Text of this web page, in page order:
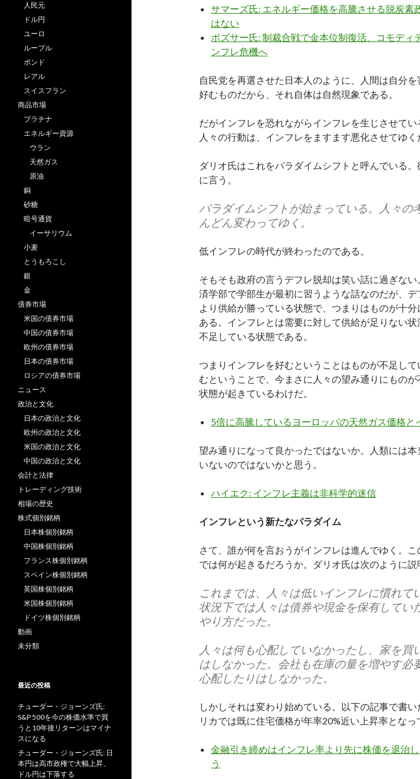
サマーズ氏: エネルギー価格を高騰させる脱炭素
はない
ポズサー氏: 制裁合戦で金本位制復活、コモディ
ンフレ危機へ
自民党を再選させた日本人のように、人間は自分を
好むものだから、それ自体は自然現象である。
だがインフレを恐れながらインフレを生じさせてい
人々の行動は、インフレをますます悪化させてゆく
ダリオ氏はこれをパラダイムシフトと呼んでいる。
に言う。
パラダイムシフトが始まっている。人々の
んどん変わってゆく。
低インフレの時代が終わったのである。
そもそも政府の言うデフレ脱却は笑い話に過ぎない
済学部で学部生が最初に習うような話なのだが、
より供給が勝っている状態で、つまりはものが十
ある。インフレとは需要に対して供給が足りない
不足している状態である。
つまりインフレを好むということはものが不足し
むということで、今まさに人々の望み通りにものが
状態が起きているわけだ。
5倍に高騰しているヨーロッパの天然ガス価格と
望み通りになって良かったではないか。人類には
いないのではないかと思う。
ハイエク: インフレ主義は非科学的迷信
インフレという新たなパラダイム
さて、誰が何を言おうがインフレは進んでゆく。こ
では何が起きるだろうか。ダリオ氏は次のように説
これまでは、人々は低いインフレに慣れて
状況下では人々は債券や現金を保有してい
やり方だった。
人々は何も心配していなかったし、家を買
はしなかった。会社も在庫の量を増やす必
心配したりはしなかった。
しかしそれは変わり始めている。以下の記事で書い
リカでは既に住宅価格が年率20%近い上昇率となっ
金融引き締めはインフレ率より先に株価を退治
う
人民元
ドル円
ユーロ
ルーブル
ポンド
レアル
スイスフラン
商品市場
プラチナ
エネルギー資源
ウラン
天然ガス
原油
銅
砂糖
暗号通貨
イーサリウム
小麦
とうもろこし
銀
金
債券市場
米国の債券市場
中国の債券市場
欧州の債券市場
日本の債券市場
ロシアの債券市場
ニュース
政治と文化
日本の政治と文化
欧州の政治と文化
米国の政治と文化
中国の政治と文化
会計と法律
トレーディング技術
相場の歴史
株式個別銘柄
日本株個別銘柄
中国株個別銘柄
フランス株個別銘柄
スペイン株個別銘柄
英国株個別銘柄
米国株個別銘柄
ドイツ株個別銘柄
動画
未分類
最近の投稿
チューダー・ジョーンズ氏:
S&P 500を今の株価水準で買
うと10年後リターンはマイナ
スになる
チューダー・ジョーンズ氏: 日
本円は高市政権で大幅上昇、
ドル円は下落する